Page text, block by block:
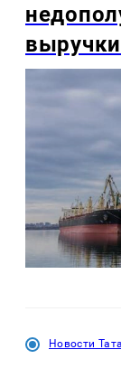
выручки
Новости